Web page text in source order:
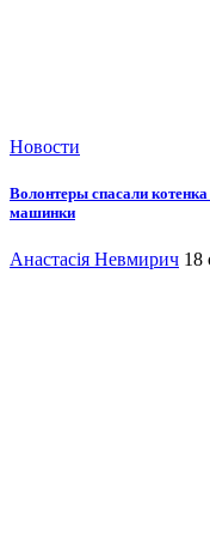
Новости
Волонтеры спасали
машинки
Анастасія Невмирич 18